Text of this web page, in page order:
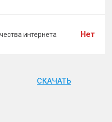
интернета Нет
СКАЧАТЬ